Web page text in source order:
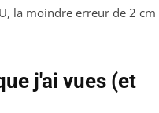
la moindre erreur de 2 cm
j'ai vues (et